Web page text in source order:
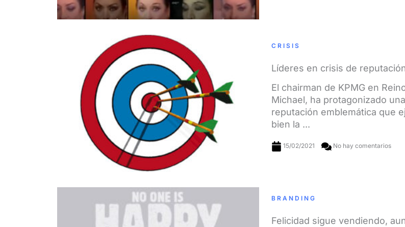
CRISIS
Líderes en crisis de
El chairman de KPMG en
Michael, ha protagonizado
reputación emblemática que
bien la ...
15/02/2021 No hay comentarios
BRANDING
Felicidad sigue vendiendo,